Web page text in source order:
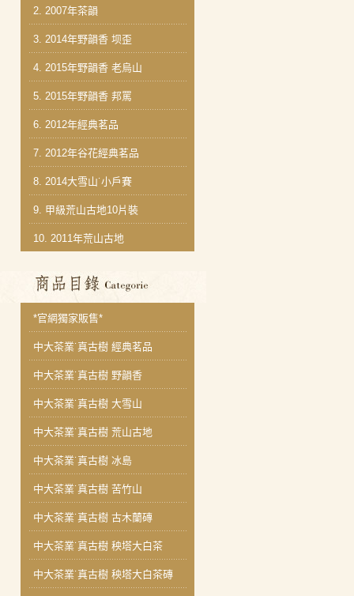
2. 2007年茶韻
3. 2014年野韻香 坝歪
4. 2015年野韻香 老烏山
5. 2015年野韻香 邦罵
6. 2012年經典茗品
7. 2012年谷花經典茗品
8. 2014大雪山˙小戶賽
9. 甲級荒山古地10片裝
10. 2011年荒山古地
商品分類目錄
*官網獨家販售*
中大茶業˙真古樹 經典茗品
中大茶業˙真古樹 野韻香
中大茶業˙真古樹 大雪山
中大茶業˙真古樹 荒山古地
中大茶業˙真古樹 冰島
中大茶業˙真古樹 苦竹山
中大茶業˙真古樹 古木蘭磚
中大茶業˙真古樹 秧塔大白茶
中大茶業˙真古樹 秧塔大白茶磚